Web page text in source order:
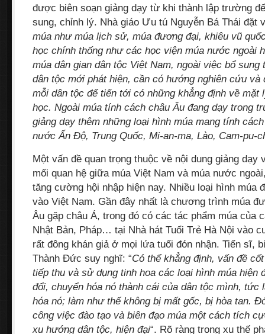
được biên soạn giảng dạy từ khi thành lập trường
sung, chỉnh lý. Nhà giáo Ưu tú Nguyễn Bá Thái đặt
múa như múa lịch sử, múa đương đại, khiêu vũ
học chính thống như các học viện múa nước ngoài
múa dân gian dân tộc Việt Nam, ngoài việc bổ sung
dân tộc mới phát hiện, cần có hướng nghiên cứu và
mỗi dân tộc để tiến tới có những khẳng định về mặt
học. Ngoài múa tính cách châu Âu đang dạy trong
giảng dạy thêm những loại hình múa mang tính
nước Ấn Ðộ, Trung Quốc, Mi-an-ma, Lào, Cam-pu-
Một vấn đề quan trọng thuộc về nội dung giảng dạy
mối quan hệ giữa múa Việt Nam và múa nước
tăng cường hội nhập hiện nay. Nhiều loại hình múa
vào Việt Nam. Gần đây nhất là chương trình múa
Âu gặp châu Á, trong đó có các tác phẩm múa của
Nhật Bản, Pháp… tại Nhà hát Tuổi Trẻ Hà Nội vào
rất đông khán giả ở mọi lứa tuổi đón nhận. Tiến sĩ,
Thành Ðức suy nghĩ: “Có thể khẳng định, vấn đề
tiếp thu và sử dụng tinh hoa các loại hình múa hiện
đổi, chuyển hóa nó thành cái của dân tộc mình, tức
hóa nó; làm như thế không bị mất gốc, bị hòa tan.
công việc đào tạo và biên đạo múa một cách tích
xu hướng dân tộc, hiện đại“. Rõ ràng trong xu thế